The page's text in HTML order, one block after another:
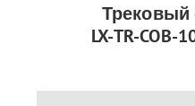
Трековый
LX-TR-COB-